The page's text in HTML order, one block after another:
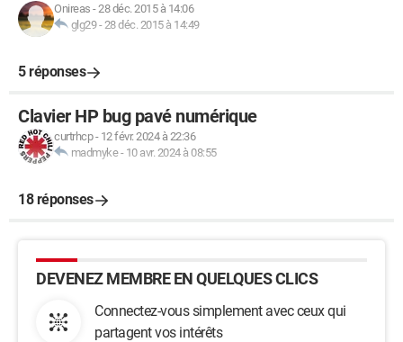
Onireas -28 déc. 2015 à 14:06
glg29-28 déc. 2015 à 14:49
5 réponses
Clavier HP bug pavé numérique
curtrhcp- 12 févr. 2024 à 22:36
madmyke- 10 avr. 2024 à 08:55
18 réponses
DEVENEZ MEMBRE EN QUELQUES CLICS
Connectez-vous simplement avec ceux qui
partagent vos intérêts